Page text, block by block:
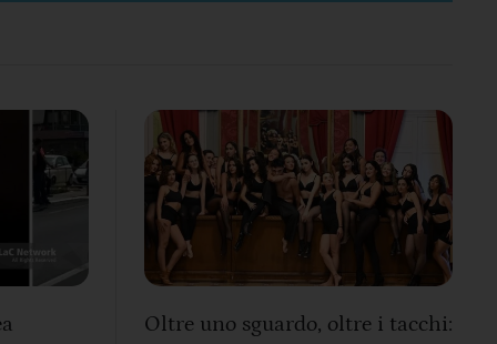
Oltre uno sguardo, oltre i tacchi: